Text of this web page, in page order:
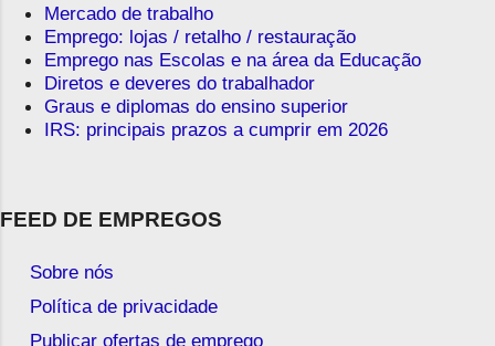
Mercado de trabalho
Emprego: lojas / retalho / restauração
Emprego nas Escolas e na área da Educação
Diretos e deveres do trabalhador
Graus e diplomas do ensino superior
IRS: principais prazos a cumprir em 2026
FEED DE EMPREGOS
Sobre nós
Política de privacidade
Publicar ofertas de emprego